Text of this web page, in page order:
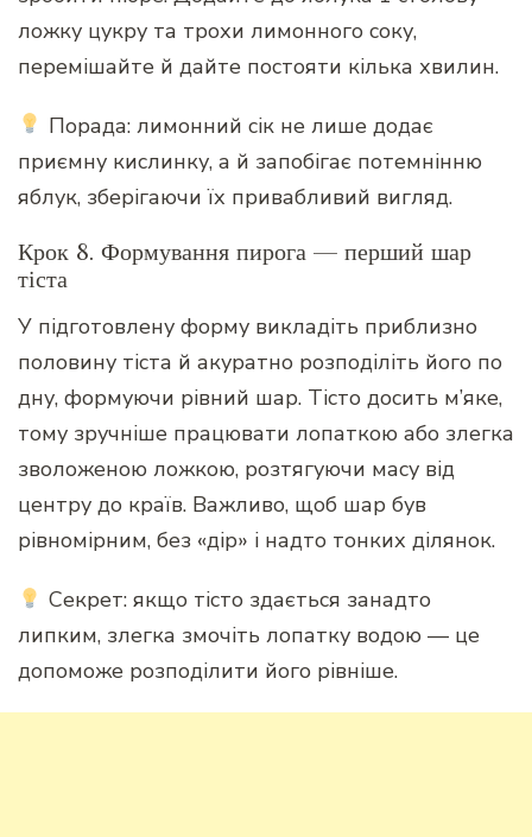
ложку цукру та трохи лимонного соку,
перемішайте й дайте постояти кілька хвилин.
Порада: лимонний сік не лише додає
приємну кислинку, а й запобігає потемнінню
яблук, зберігаючи їх привабливий вигляд.
Крок 8. Формування пирога — перший шар
тіста
У підготовлену форму викладіть приблизно
половину тіста й акуратно розподіліть його по
дну, формуючи рівний шар. Тісто досить м’яке,
тому зручніше працювати лопаткою або злегка
зволоженою ложкою, розтягуючи масу від
центру до країв. Важливо, щоб шар був
рівномірним, без «дір» і надто тонких ділянок.
Секрет: якщо тісто здається занадто
липким, злегка змочіть лопатку водою — це
допоможе розподілити його рівніше.